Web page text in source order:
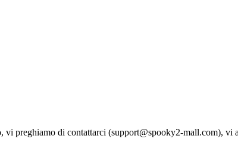
preghiamo di contattarci (support@spooky2-mall.com), vi